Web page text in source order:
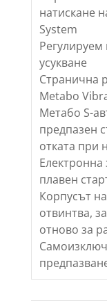
натискане
System
Регулируем
усукване
Странична
Metabo
Метабо S-
предпазен
отката при
плавен
Корпусът
отвинтва,
отново за